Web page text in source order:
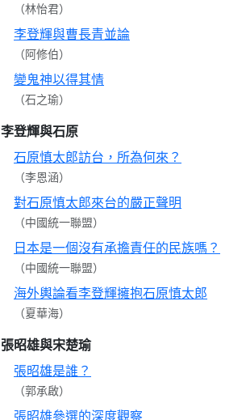
（林怡君）
李登輝與曹長青並論
（阿修伯）
變鬼神以得其情
（石之瑜）
李登輝與石原
石原慎太郎訪台，所為何來？
（李恩涵）
對石原慎太郎來台的嚴正聲明
（中國統一聯盟）
日本是一個沒有承擔責任的民族嗎？
（中國統一聯盟）
海外輿論看李登輝擁抱石原慎太郎
（夏華海）
張昭雄與宋楚瑜
張昭雄是誰？
（郭承啟）
張昭雄參選的深度觀察